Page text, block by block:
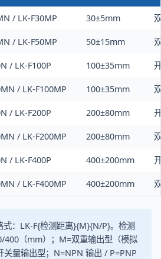
/ LK-F30MP 30±5mm
/ LK-F50MP 50±15mm
/ LK-F100P 100±35mm
/ LK-F100MP 100±35mm
/ LK-F200P 200±80mm
/ LK-F200MP 200±80mm
/ LK-F400P 400±200mm
/ LK-F400MP 400±200mm
式：LK-F{检测距离}{M}{N/P}。检测
（mm）；M=双重输出型（模拟
关量输出型；N=NPN 输出 / P=PNP